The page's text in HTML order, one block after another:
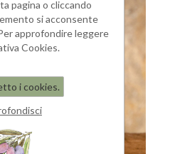
pagina o cliccando
si acconsente
approfondire leggere
Cookies.
i cookies.